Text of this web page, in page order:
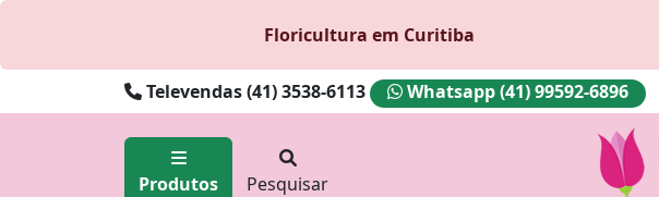
Floricultura em Curitiba
Televendas (41) 3538-6113 Whatsapp (41) 99592-6896
Produtos Pesquisar